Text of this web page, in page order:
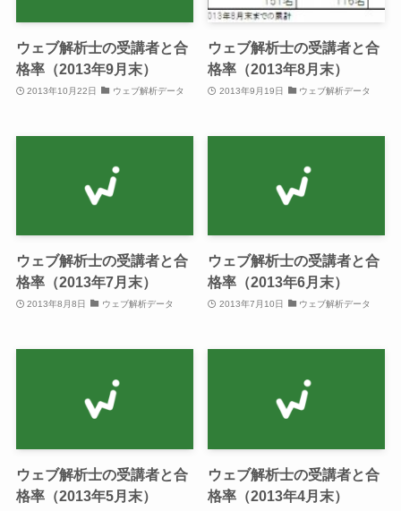
ウェブ解析士の受講者と合
格率（2013年9月末）
2013年10月22日 ウェブ解析データ
ウェブ解析士の受講者と合
格率（2013年8月末）
2013年9月19日 ウェブ解析データ
ウェブ解析士の受講者と合
格率（2013年7月末）
2013年8月8日 ウェブ解析データ
ウェブ解析士の受講者と合
格率（2013年6月末）
2013年7月10日 ウェブ解析データ
ウェブ解析士の受講者と合
格率（2013年5月末）
ウェブ解析士の受講者と合
格率（2013年4月末）